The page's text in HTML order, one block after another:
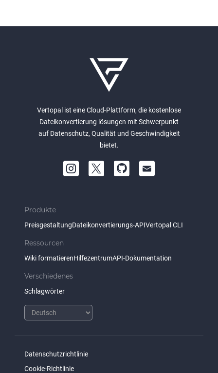
Vertopal ist eine Cloud-Plattform, die kostenlose
Dateikonvertierung lösungen mit Schwerpunkt
auf Datenschutz, Qualität und Geschwindigkeit
bietet.
Produkte
PreisgestaltungDateikonvertierungs-APIVertopal CLI
Ressourcen
Wiki formatierenHilfezentrumAPI-Dokumentation
Verschiedenes
Schlagwörter
Datenschutzrichtlinie
Cookie-Richtlinie